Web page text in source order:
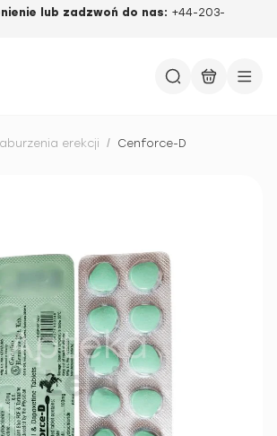
lub zadzwoń do nas: +44-203-
erekcji / Cenforce-D